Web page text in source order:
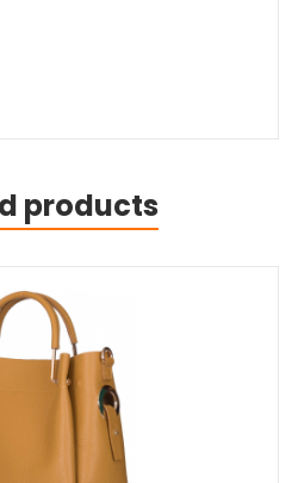
products